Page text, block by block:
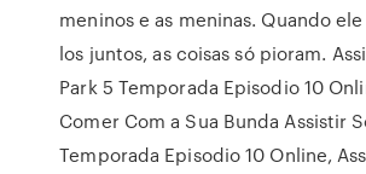
meninos e as meninas. Quando
los juntos, as coisas só pioram.
Park 5 Temporada Episodio 10
Comer Com a Sua Bunda Assistir
Temporada Episodio 10 Online,